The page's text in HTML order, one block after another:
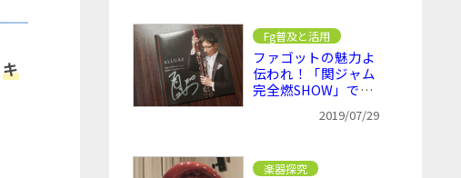
キ
Fg普及と活用
ファゴットの魅力よ
伝われ！「関ジャム
完全燃SHOW」でフ
2019/07/29
楽器探究